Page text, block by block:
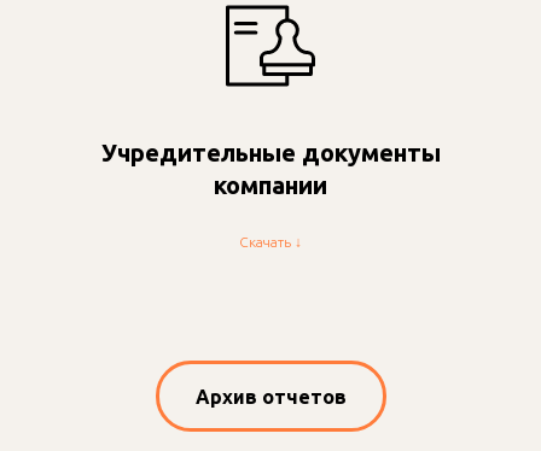
Учредительные документы
компании
Скачать ↓
Архив отчетов